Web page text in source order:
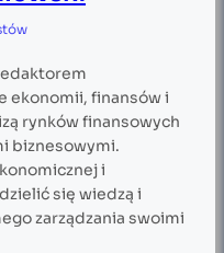
ekonomii, finansów i
rynków finansowych
biznesowymi.
i
się wiedzą i
zarządzania swoimi